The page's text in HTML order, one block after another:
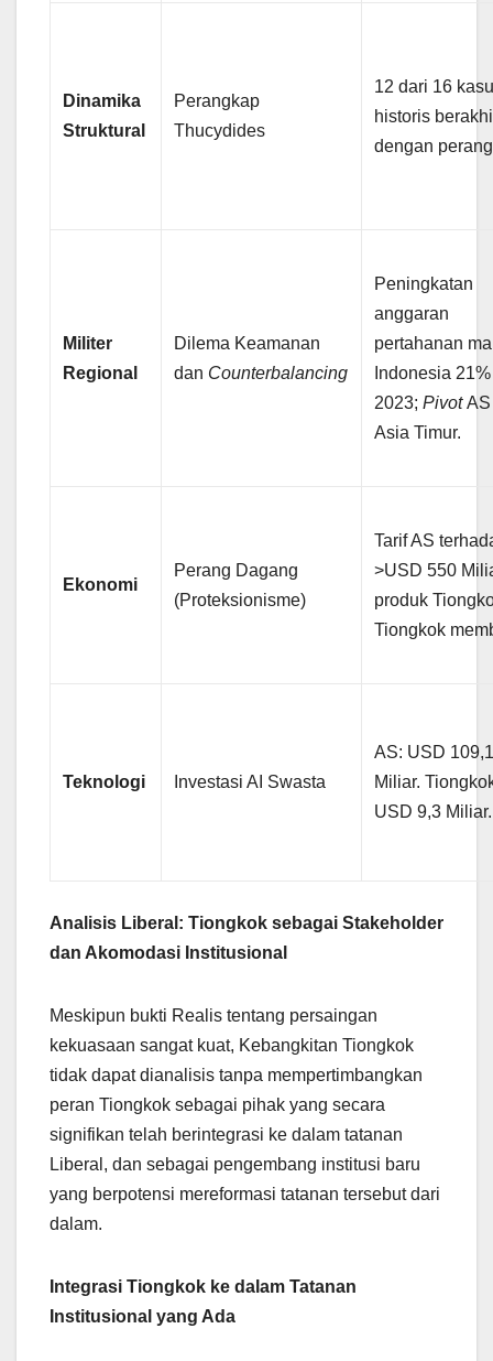
Dinamika
Struktural
Perangkap
Thucydides
12 dari 16
historis
dengan
Militer
Regional
Dilema Keamanan
dan Counterbalancing
Peningkatan
anggaran
pertahanan
Indonesia
2023;PivotAS
Asia Timur.
Ekonomi
Perang Dagang
(Proteksionisme)
Tarif AS
>USD 550
produk
Tiongkok
Teknologi Investasi AI Swasta
AS: USD
Miliar.
USD 9,3 Miliar.
Analisis Liberal: Tiongkok sebagai Stakeholder
dan Akomodasi Institusional
Meskipun bukti Realis tentang persaingan
kekuasaan sangat kuat, Kebangkitan Tiongkok
tidak dapat dianalisis tanpa mempertimbangkan
peran Tiongkok sebagai pihak yang secara
signifikan telah berintegrasi ke dalam tatanan
Liberal, dan sebagai pengembang institusi baru
yang berpotensi mereformasi tatanan tersebut dari
dalam.
Integrasi Tiongkok ke dalam Tatanan
Institusional yang Ada